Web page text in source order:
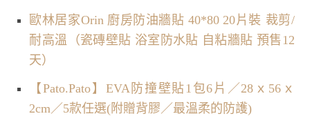
歐林居家Orin 廚房防油牆貼 40*80 20片裝 裁剪/
耐高溫（瓷磚壁貼 浴室防水貼 自粘牆貼 預售12
天）
【Pato.Pato】EVA防撞壁貼1包6片／28ｘ56ｘ
2cm／5款任選(附贈背膠／最溫柔的防護)